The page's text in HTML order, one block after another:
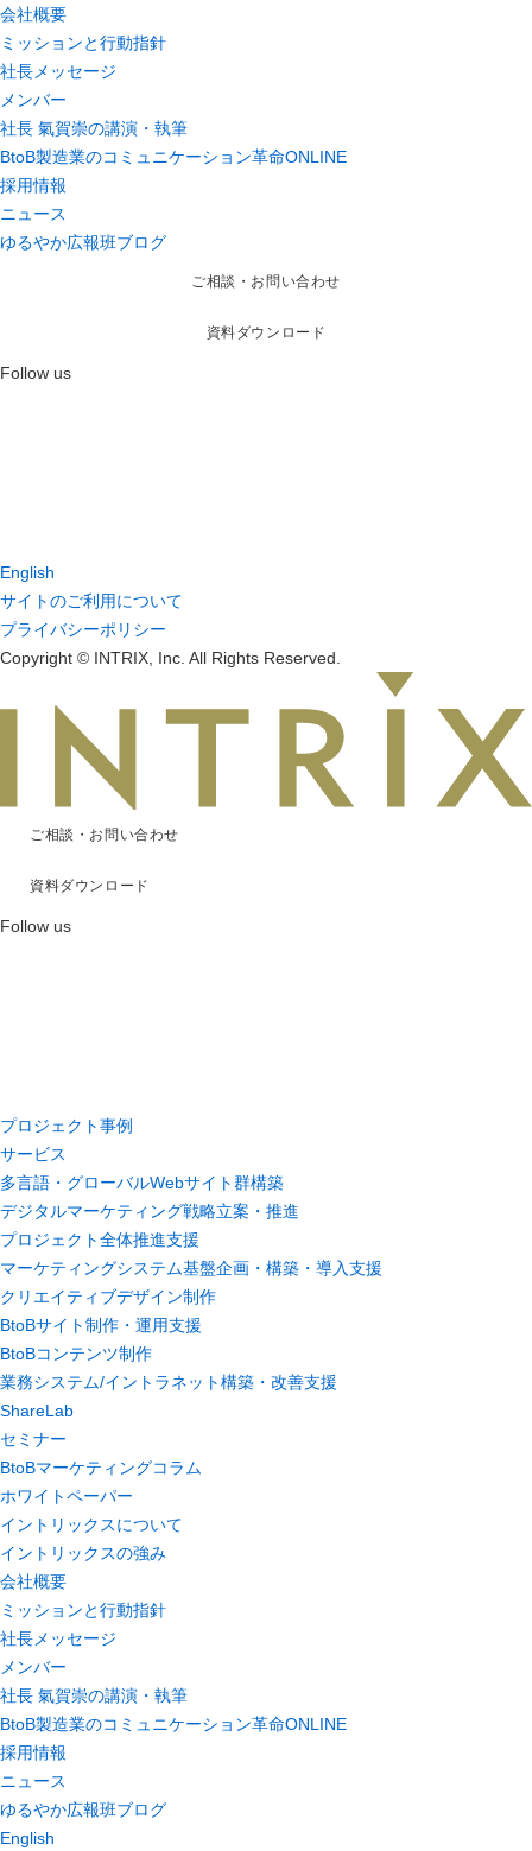
会社概要
ミッションと行動指針
社長メッセージ
メンバー
社長 氣賀崇の講演・執筆
BtoB製造業のコミュニケーション革命ONLINE
採用情報
ニュース
ゆるやか広報班ブログ
ご相談・お問い合わせ
資料ダウンロード
Follow us
English
サイトのご利用について
プライバシーポリシー
Copyright © INTRIX, Inc. All Rights Reserved.
ご相談・お問い合わせ
資料ダウンロード
Follow us
プロジェクト事例
サービス
多言語・グローバルWebサイト群構築
デジタルマーケティング戦略立案・推進
プロジェクト全体推進支援
マーケティングシステム基盤企画・構築・導入支援
クリエイティブデザイン制作
BtoBサイト制作・運用支援
BtoBコンテンツ制作
業務システム/イントラネット構築・改善支援
ShareLab
セミナー
BtoBマーケティングコラム
ホワイトペーパー
イントリックスについて
イントリックスの強み
会社概要
ミッションと行動指針
社長メッセージ
メンバー
社長 氣賀崇の講演・執筆
BtoB製造業のコミュニケーション革命ONLINE
採用情報
ニュース
ゆるやか広報班ブログ
English